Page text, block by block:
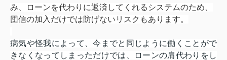
み、ローンを代わりに返済してくれるシステムのため、
団信の加入だけでは防げないリスクもあります。
病気や怪我によって、今までと同じように働くことがで
きなくなってしまっただけでは、ローンの肩代わりをし